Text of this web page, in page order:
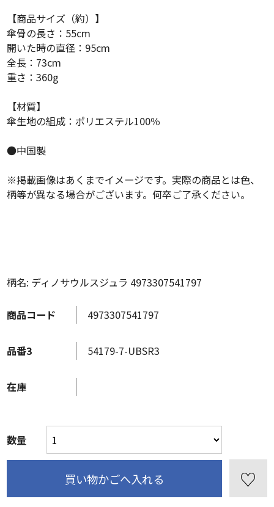
商品コード 4973307541797
品番3 54179-7-UBSR3
在庫
数量
【商品サイズ（約）】
傘骨の長さ：55cm
開いた時の直径：95cm
全長：73cm
重さ：360g
【材質】
傘生地の組成：ポリエステル100％
●中国製
※掲載画像はあくまでイメージです。実際の商品とは色、
柄等が異なる場合がございます。何卒ご了承ください。
柄名: ディノサウルスジュラ 4973307541797